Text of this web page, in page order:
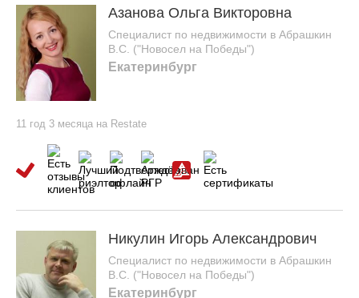
Азанова Ольга Викторовна
Специалист по недвижимости в Абрашкин
В.С. ("Новосел на Победы")
Екатеринбург
11 год 3 месяца на Restate
Никулин Игорь Александрович
Специалист по недвижимости в Абрашкин
В.С. ("Новосел на Победы")
Екатеринбург